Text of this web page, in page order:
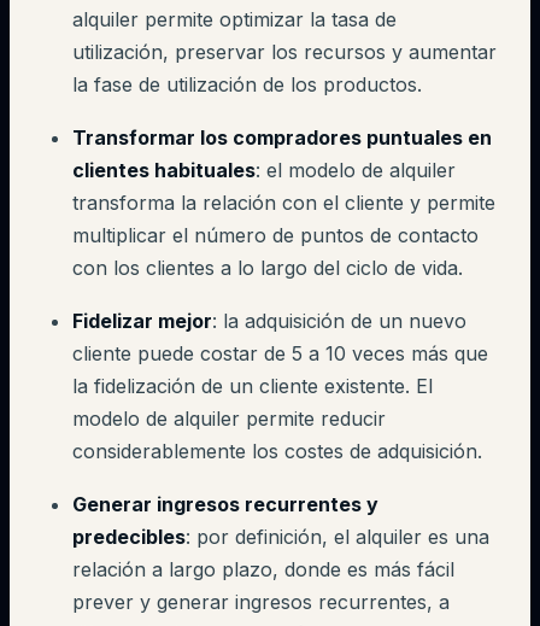
alquiler permite optimizar la tasa de
utilización, preservar los recursos y aumentar
la fase de utilización de los productos.
Transformar los compradores puntuales en
clientes habituales: el modelo de alquiler
transforma la relación con el cliente y permite
multiplicar el número de puntos de contacto
con los clientes a lo largo del ciclo de vida.
Fidelizar mejor: la adquisición de un nuevo
cliente puede costar de 5 a 10 veces más que
la fidelización de un cliente existente. El
modelo de alquiler permite reducir
considerablemente los costes de adquisición.
Generar ingresos recurrentes y
predecibles: por definición, el alquiler es una
relación a largo plazo, donde es más fácil
prever y generar ingresos recurrentes, a